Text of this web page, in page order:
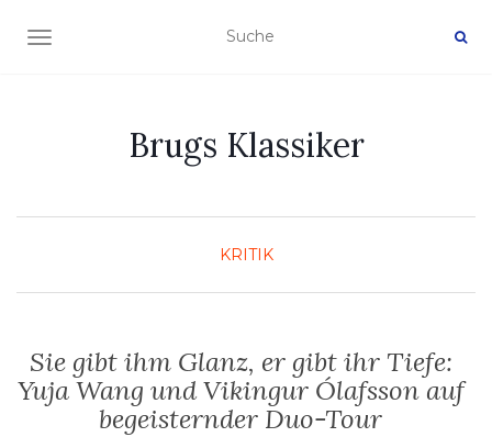
NAVIGATION EIN-/AUSSCHALTEN
Brugs Klassiker
KRITIK
Sie gibt ihm Glanz, er gibt ihr Tiefe:
Yuja Wang und Vikingur Ólafsson auf
begeisternder Duo-Tour